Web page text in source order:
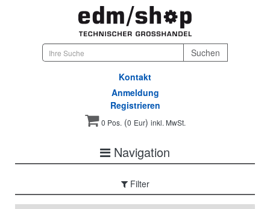
Kontakt
Anmeldung
Registrieren
0 Pos.(0 Eur) inkl. MwSt.
Navigation
Filter